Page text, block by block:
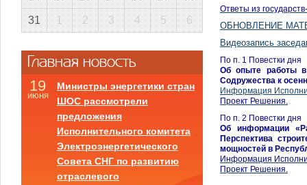
Ответы из
ОБНОВЛЕНИЕ
Видеозапись
По п. 1 Повестки дня
Об опыте работы в
Содружества к
Информация
Проект Решения.
По п. 2 Повестки дня
Об информации
Перспектива
мощностей в
Информация
Проект Решения.
31 1 2 3 4 5 6
Главная новость
19
июня
Министры энергетики стран
ШОС рассмотрели
предложения
Исполнительного комитета
Электроэнергетического
Совета СНГ по развитию
отраслевого